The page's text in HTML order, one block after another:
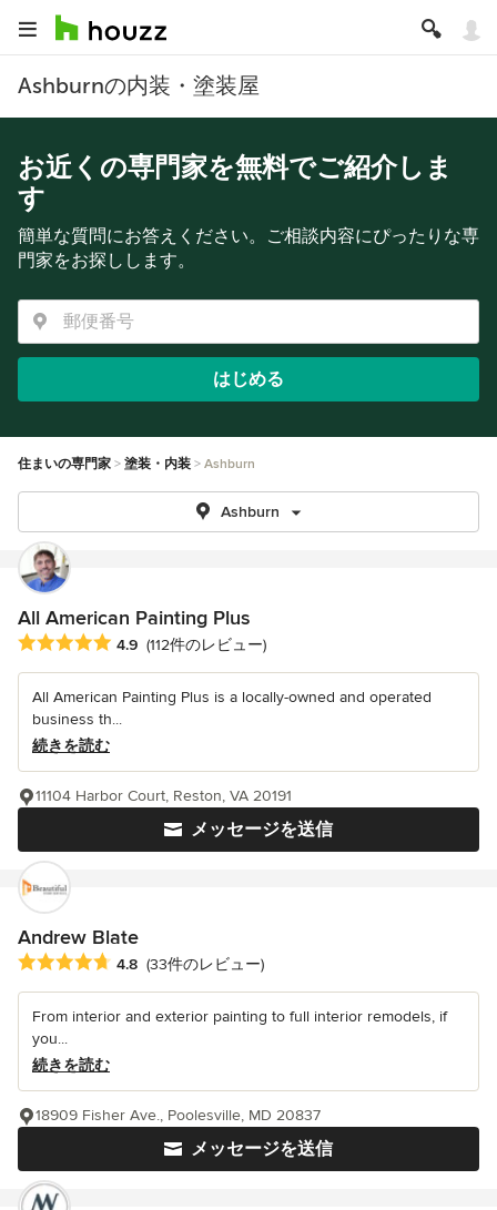
Ashburnの内装・塗装屋
お近くの専門家を無料でご紹介しま
す
簡単な質問にお答えください。ご相談内容にぴったりな専
門家をお探しします。
はじめる
住まいの専門家 塗装・内装 Ashburn
Ashburn
All American Painting Plus
平均評価：5つ星中 星4.9
4.9 (112件のレビュー)
All American Painting Plus is a locally-owned and operated
business th...
続きを読む
メッセージを送信
11104 Harbor Court, Reston, VA 20191
Andrew Blate
平均評価：5つ星中 星4.8
4.8 (33件のレビュー)
From interior and exterior painting to full interior remodels, if
you...
続きを読む
メッセージを送信
18909 Fisher Ave., Poolesville, MD 20837